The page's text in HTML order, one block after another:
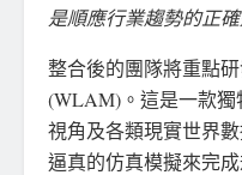
是順應行業趨勢的正確
整合後的團隊將重點
(WLAM)。這是一款
視角及各類現實世界
逼真的仿真模擬來完